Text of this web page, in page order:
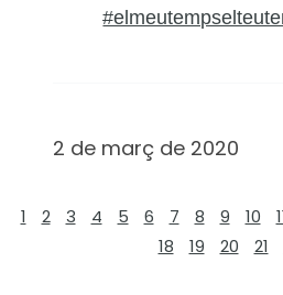
2 de març de 2020
1 2 3 4 5 6 7 8 9 10
18
19 20 21